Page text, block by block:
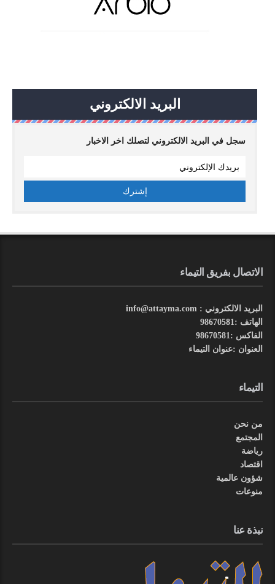
البريد الالكتروني
سجل في البريد الالكتروني لتصلك اخر الاخبار
الاتصال بفريق التيماء
البريد الالكتروني : info@attayma.com
الهاتف :98670581
الفاكس :98670581
العنوان :عنوان التيماء
التيماء
من نحن
المجتمع
رياضة
اقتصاد
شؤون عالمية
منوعات
نبذة عنا